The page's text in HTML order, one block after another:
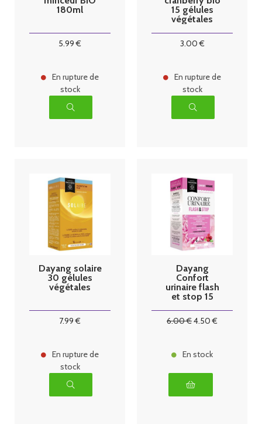
180ml
5.99 €
En rupture de
stock
15 gélules
végétales
3.00€
En rupture de
stock
Dayang solaire
30 gélules
végétales
7.99 €
En rupture de
stock
Dayang
Confort
urinaire flash
et stop 15
6.00€4.50 €
En stock